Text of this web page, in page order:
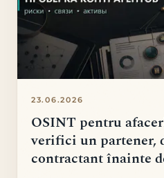
23.06.2026
OSINT pentru
verifici un partener,
contractant înainte